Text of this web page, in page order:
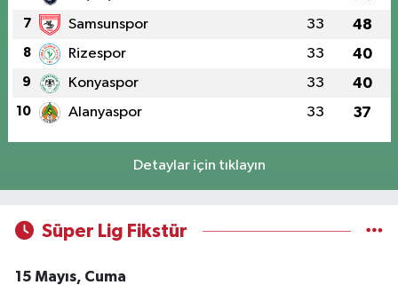
7 Samsunspor 33 48
8 Rizespor 33 40
9 Konyaspor 33 40
10 Alanyaspor 33 37
Detaylar için tıklayın
Süper Lig Fikstür
15 Mayıs, Cuma